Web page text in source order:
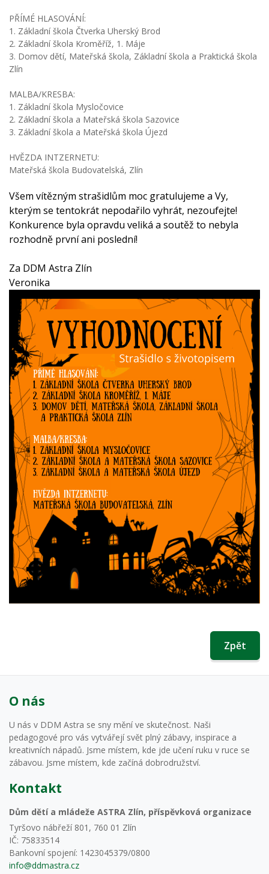
PŘÍMÉ HLASOVÁNÍ:
1. Základní škola Čtverka Uherský Brod
2. Základní škola Kroměříž, 1. Máje
3. Domov dětí, Mateřská škola, Základní škola a Praktická škola
Zlín
MALBA/KRESBA:
1. Základní škola Mysločovice
2. Základní škola a Mateřská škola Sazovice
3. Základní škola a Mateřská škola Újezd
HVĚZDA INTZERNETU:
Mateřská škola Budovatelská, Zlín
Všem vítězným strašidlům moc gratulujeme a Vy,
kterým se tentokrát nepodařilo vyhrát, nezoufejte!
Konkurence byla opravdu veliká a soutěž to nebyla
rozhodně první ani poslední!
Za DDM Astra Zlín
Veronika
Zpět
O nás
U nás v DDM Astra se sny mění ve skutečnost. Naši
pedagogové pro vás vytvářejí svět plný zábavy, inspirace a
kreativních nápadů. Jsme místem, kde jde učení ruku v ruce se
zábavou. Jsme místem, kde začíná dobrodružství.
Kontakt
Dům dětí a mládeže ASTRA Zlín, příspěvková organizace
Tyršovo nábřeží 801, 760 01 Zlín
IČ: 75833514
Bankovní spojení: 1423045379/0800
info@ddmastra.cz